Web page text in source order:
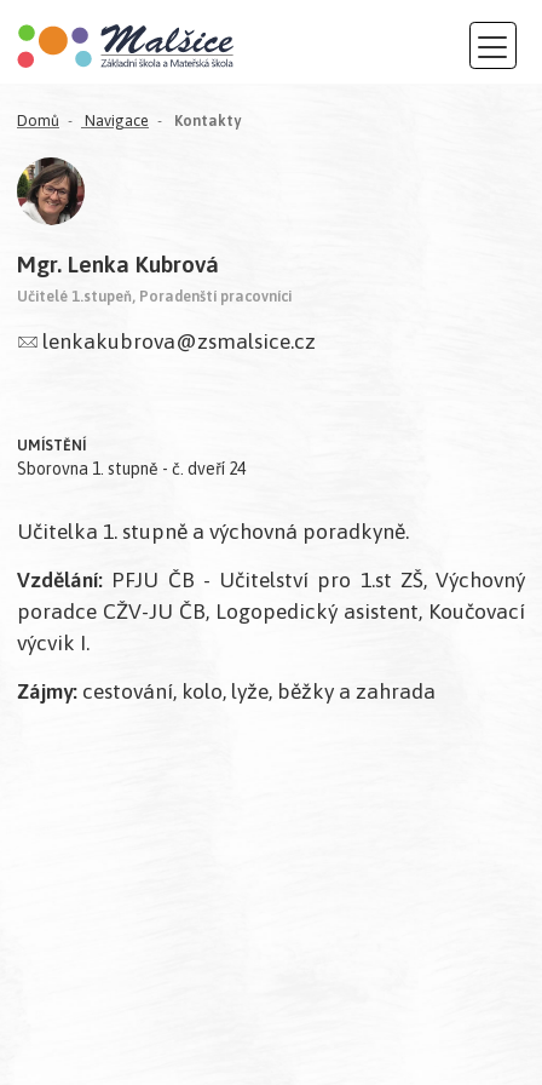
Domů Navigace Kontakty(aktuální)
Mgr. Lenka Kubrová
Učitelé 1.stupeň, Poradenští pracovníci
lenkakubrova@zsmalsice.cz
UMÍSTĚNÍ
Sborovna 1. stupně - č. dveří 24
Učitelka 1. stupně a výchovná poradkyně.
Vzdělání: PFJU ČB - Učitelství pro 1.st ZŠ, Výchovný
poradce CŽV-JU ČB, Logopedický asistent, Koučovací
výcvik I.
Zájmy: cestování, kolo, lyže, běžky a zahrada